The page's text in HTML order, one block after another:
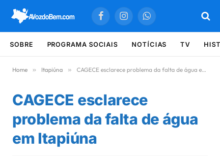
FacebookInstagramWhatsApp
SOBRE PROGRAMA SOCIAIS NOTÍCIAS TV
Home » Itapiúna » CAGECE esclarece problema da falta de água em Itapiúna
CAGECE esclarece
problema da falta de água
em Itapiúna